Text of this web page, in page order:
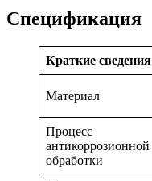
Спецификация
Краткие сведения
Материал
Процесс
антикоррозионной
обработки